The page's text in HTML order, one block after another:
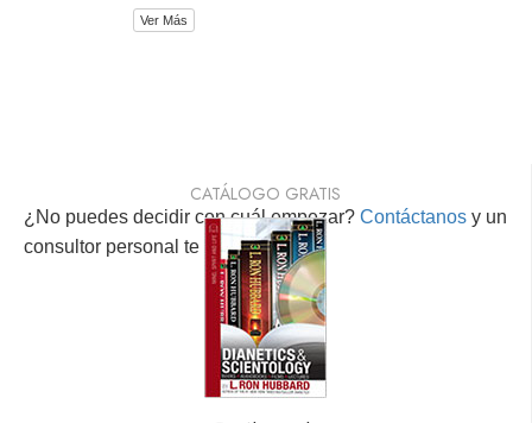
Ver Más
¿No puedes decidir con cuál empezar? Contáctanos y un
consultor personal te ayudará.
CATÁLOGO GRATIS